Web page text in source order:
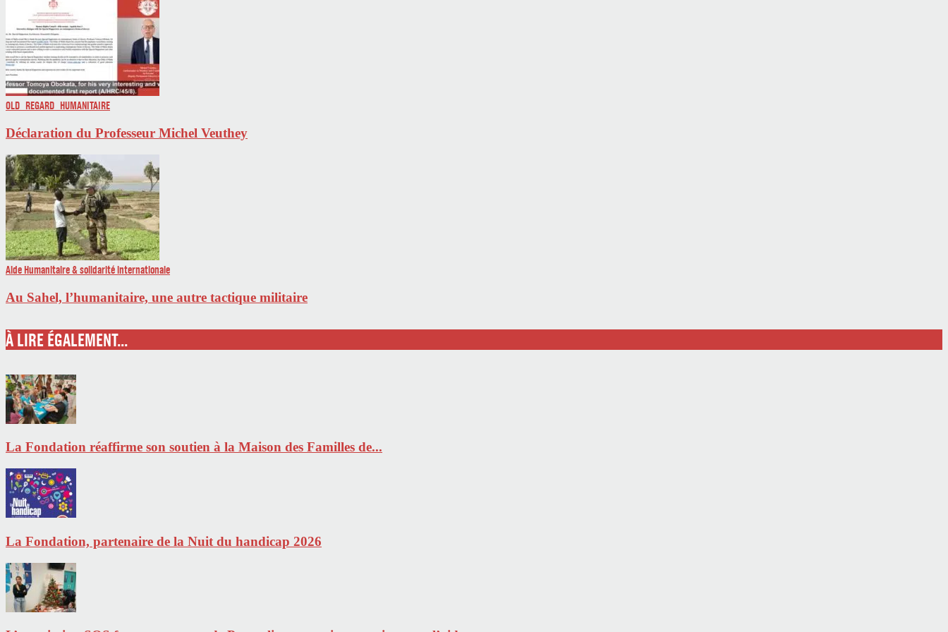
OLD_REGARD_HUMANITAIRE
Déclaration du Professeur Michel Veuthey
Aide Humanitaire & solidarité internationale
Au Sahel, l’humanitaire, une autre tactique militaire
À LIRE ÉGALEMENT...
La Fondation réaffirme son soutien à la Maison des Familles de...
La Fondation, partenaire de la Nuit du handicap 2026